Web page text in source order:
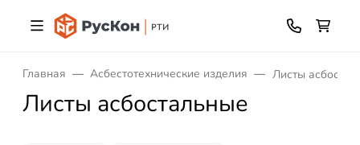
Главная Асбестотехнические изделия Листы
Листы асбостальные